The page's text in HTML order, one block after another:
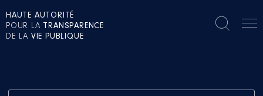
HAUTE AUTORITÉ
POUR LA TRANSPARENCE
DE LA VIE PUBLIQUE